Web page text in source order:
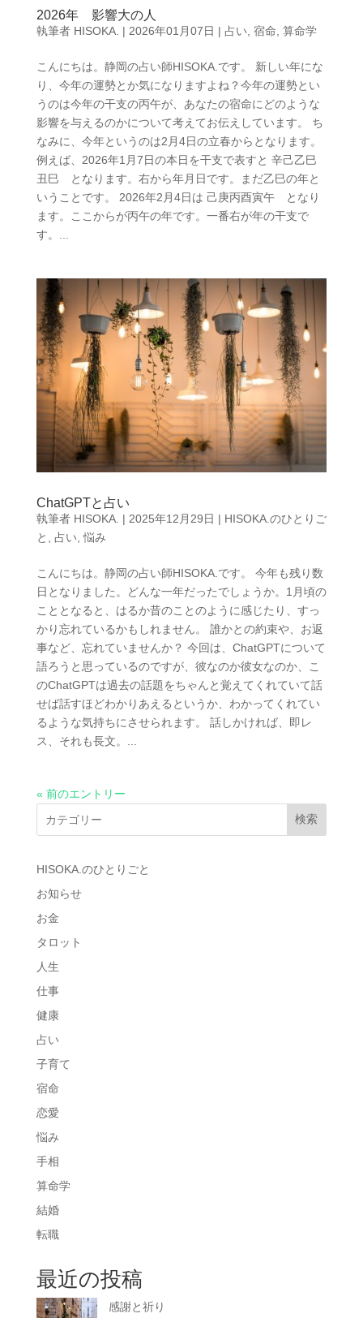
2026年 影響大の人
執筆者 HISOKA. | 2026年01月07日 | 占い, 宿命, 算命学
こんにちは。静岡の占い師HISOKA.です。 新しい年にな
り、今年の運勢とか気になりますよね？今年の運勢とい
うのは今年の干支の丙午が、あなたの宿命にどのような
影響を与えるのかについて考えてお伝えしています。 ち
なみに、今年というのは2月4日の立春からとなります。
例えば、2026年1月7日の本日を干支で表すと 辛己乙巳
丑巳 となります。右から年月日です。まだ乙巳の年と
いうことです。 2026年2月4日は 己庚丙酉寅午 となり
ます。ここからが丙午の年です。一番右が年の干支で
す。...
ChatGPTと占い
執筆者 HISOKA. | 2025年12月29日 | HISOKA.のひとりご
と , 占い,悩み
こんにちは。静岡の占い師HISOKA.です。 今年も残り数
日となりました。どんな一年だったでしょうか。1月頃の
こととなると、はるか昔のことのように感じたり、すっ
かり忘れているかもしれません。 誰かとの約束や、お返
事など、忘れていませんか？ 今回は、ChatGPTについて
語ろうと思っているのですが、彼なのか彼女なのか、こ
のChatGPTは過去の話題をちゃんと覚えてくれていて話
せば話すほどわかりあえるというか、わかってくれてい
るような気持ちにさせられます。 話しかければ、即レ
ス、それも長文。...
« 前のエントリー
検索
HISOKA.のひとりごと
お知らせ
お金
タロット
人生
仕事
健康
占い
子育て
宿命
恋愛
悩み
手相
算命学
結婚
転職
最近の投稿
感謝と祈り